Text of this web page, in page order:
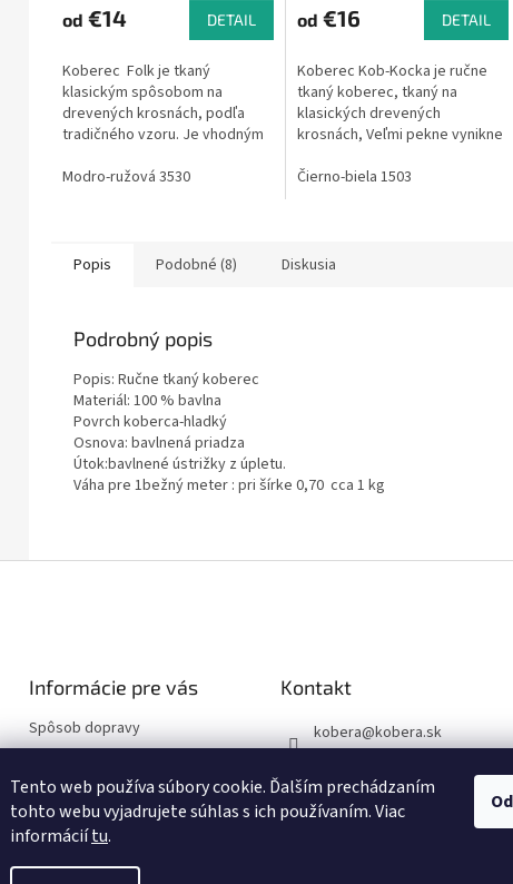
Tento web používa súbory cookie. Ďalším prechádzaním
tohto webu vyjadrujete súhlas s ich používaním. Viac
informáciítu.
od €14 DETAIL
Koberec Folk je tkaný
klasickým spôsobom na
drevených krosnách, podľa
tradičného vzoru. Je vhodným
domácnosti i na
Modro-ružová 3530
od €16 DETAIL
Koberec Kob-Kocka je ručne
tkaný koberec, tkaný na
klasických drevených
krosnách, Veľmi pekne vynikne
keramickej podlahe. Možno ho
Čierno-biela 1503
Popis Podobné (8) Diskusia
Podrobný popis
Popis: Ručne tkaný koberec
Materiál: 100 % bavlna
Povrch koberca-hladký
Osnova: bavlnená priadza
Útok:bavlnené ústrižky z úpletu.
Váha pre 1bežný meter : pri šírke 0,70 cca 1 kg
Informácie pre vás
Spôsob dopravy
Obchodné podmienky
Reklamačný poriadok
Kontakt
kobera@kobera.sk
+421(0)903256446